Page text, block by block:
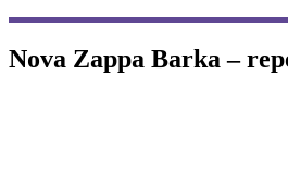
Nova Zappa Barka –